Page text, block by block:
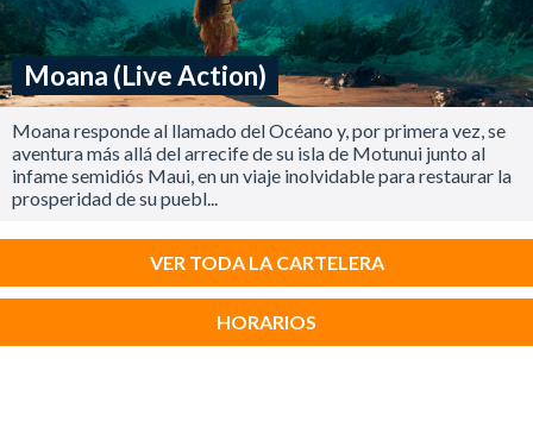
Moana (Live Action)
Moana responde al llamado del Océano y, por primera vez, se
aventura más allá del arrecife de su isla de Motunui junto al
infame semidiós Maui, en un viaje inolvidable para restaurar la
prosperidad de su puebl...
VER TODA LA CARTELERA
HORARIOS